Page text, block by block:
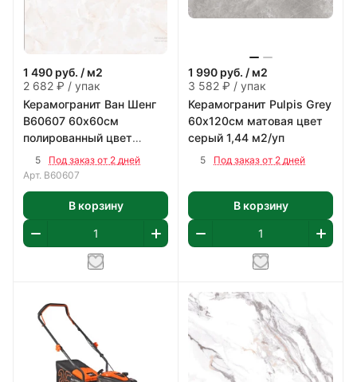
1 490 руб. / м2
2 682 ₽ / упак
Керамогранит Ван Шенг
В60607 60х60см
полированный цвет
бежево-коричневый 1,8
м2/уп
5
Под заказ от 2 дней
Арт. В60607
В корзину
1 990 руб. / м2
3 582 ₽ / упак
Керамогранит Pulpis Grey
60х120см матовая цвет
серый 1,44 м2/уп
5 Под заказ от 2 дней
В корзину